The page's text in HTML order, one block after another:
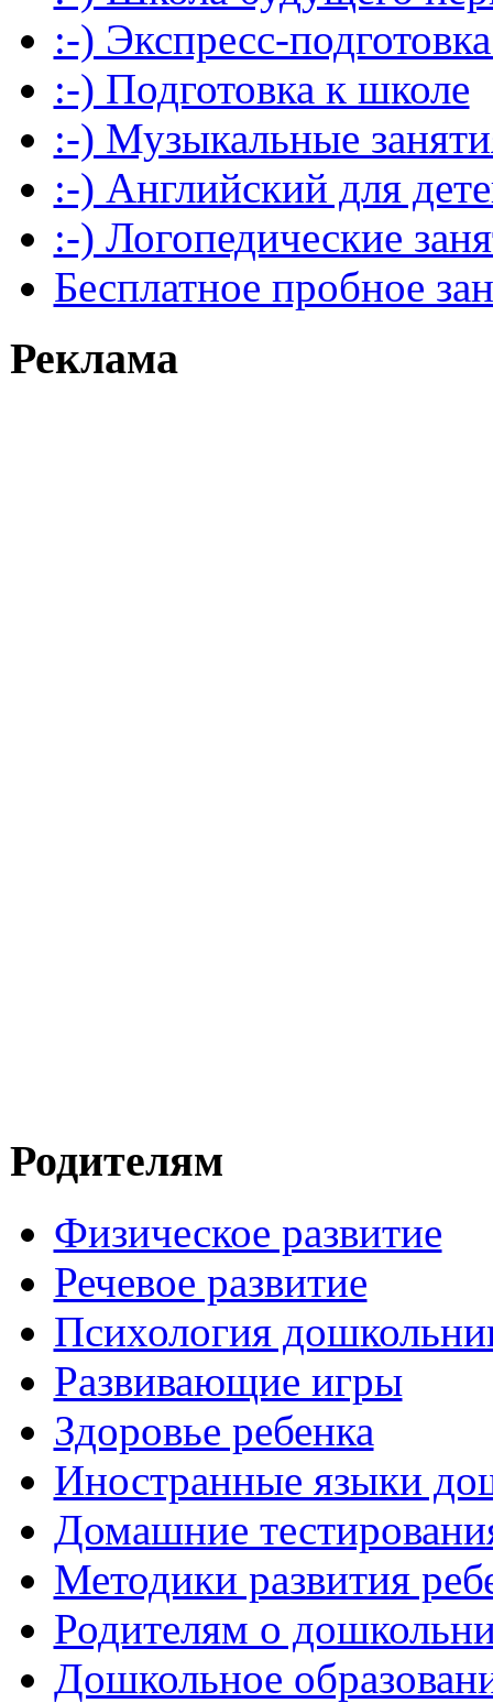
:-) Экспресс-
:-) Подготовка к школе
:-) Музыкальные
:-) Английский для
:-) Логопедические
Бесплатное пробное
Реклама
Родителям
Физическое развитие
Речевое развитие
Психология
Развивающие игры
Здоровье ребенка
Иностранные языки
Домашние
Методики развития
Родителям о
Дошкольное